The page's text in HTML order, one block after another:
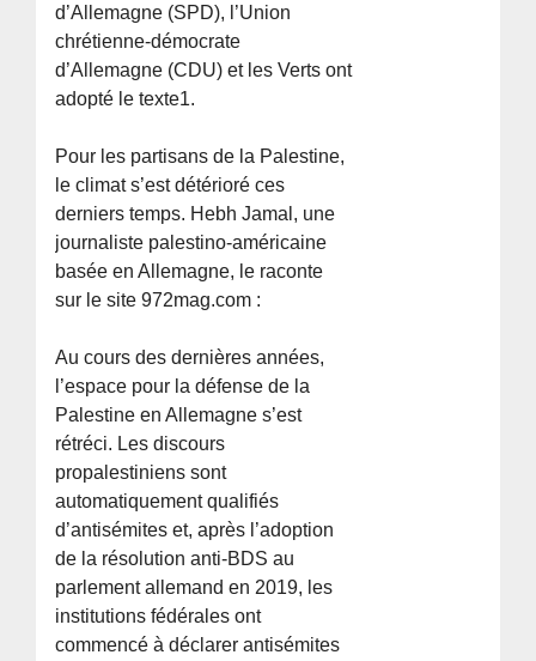
d’Allemagne (SPD), l’Union
chrétienne-démocrate
d’Allemagne (CDU) et les Verts ont
adopté le texte1.
Pour les partisans de la Palestine,
le climat s’est détérioré ces
derniers temps. Hebh Jamal, une
journaliste palestino-américaine
basée en Allemagne, le raconte
sur le site 972mag.com :
Au cours des dernières années,
l’espace pour la défense de la
Palestine en Allemagne s’est
rétréci. Les discours
propalestiniens sont
automatiquement qualifiés
d’antisémites et, après l’adoption
de la résolution anti-BDS au
parlement allemand en 2019, les
institutions fédérales ont
commencé à déclarer antisémites